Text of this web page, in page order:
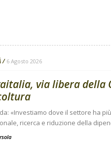
6 Agosto 2026
via libera della
«Investiamo dove il settore ha
ricerca e riduzione della